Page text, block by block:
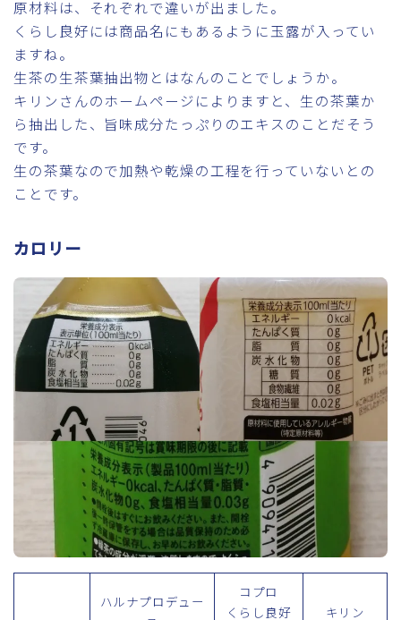
原材料は、それぞれで違いが出ました。
くらし良好には商品名にもあるように玉露が入ってい
ますね。
生茶の生茶葉抽出物とはなんのことでしょうか。
キリンさんのホームページによりますと、生の茶葉か
ら抽出した、旨味成分たっぷりのエキスのことだそう
です。
生の茶葉なので加熱や乾燥の工程を行っていないとの
ことです。
カロリー
ハルナプロデュー
コプロ
くらし良好
キリン